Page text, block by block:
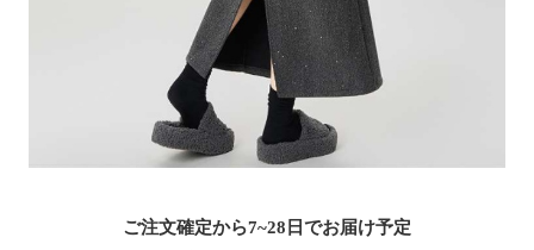
ご注文確定から7~28日でお届け予定